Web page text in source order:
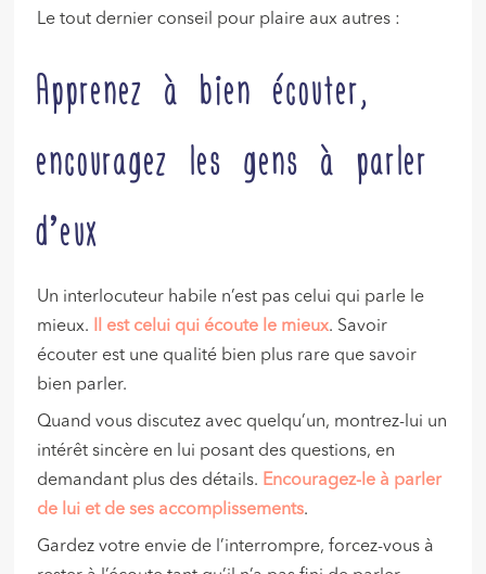
Le tout dernier conseil pour plaire aux autres :
Apprenez à bien écouter,
encouragez les gens à parler
d’eux
Un interlocuteur habile n’est pas celui qui parle le
mieux. Il est celui qui écoute le mieux. Savoir
écouter est une qualité bien plus rare que savoir
bien parler.
Quand vous discutez avec quelqu’un, montrez-lui un
intérêt sincère en lui posant des questions, en
demandant plus des détails. Encouragez-le à parler
de lui et de ses accomplissements.
Gardez votre envie de l’interrompre, forcez-vous à